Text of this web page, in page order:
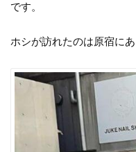
です。
ホシが訪れたのは原宿に